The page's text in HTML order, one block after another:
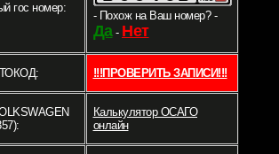
гос номер:
- Похож на Ваш номер? -
Да- Нет
!!!ПРОВЕРИТЬ ЗАПИСИ!!!
Калькулятор ОСАГО
онлайн